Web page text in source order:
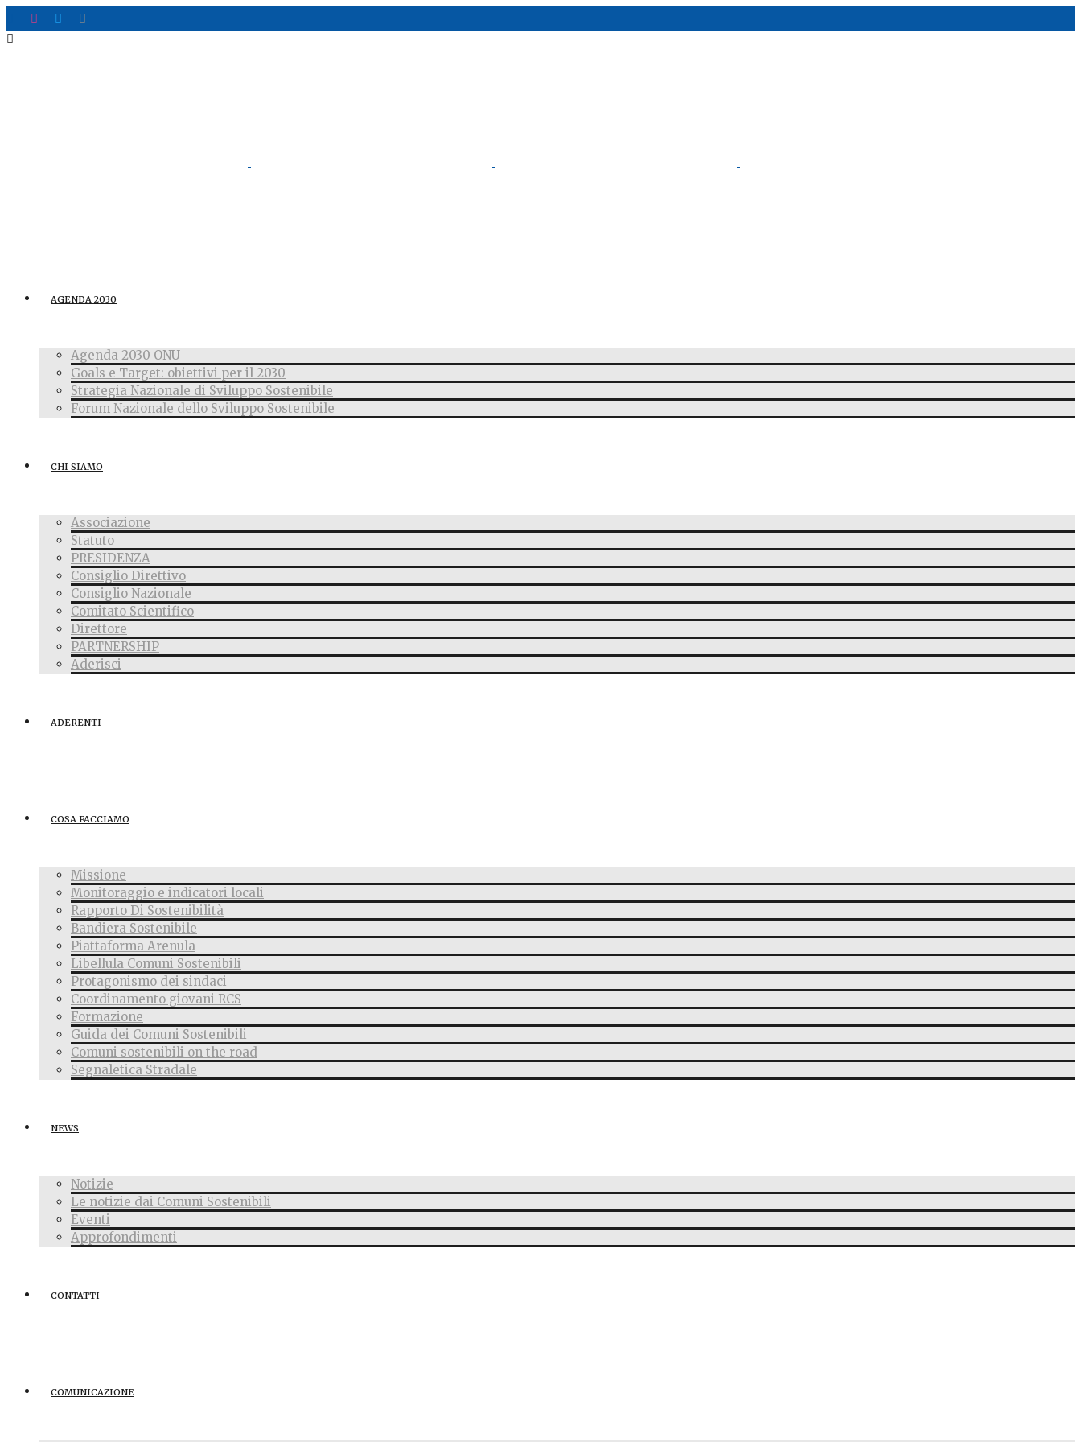
AGENDA 2030
Agenda 2030 ONU
Goals e Target: obiettivi per il 2030
Strategia Nazionale di Sviluppo Sostenibile
Forum Nazionale dello Sviluppo Sostenibile
CHI SIAMO
Associazione
Statuto
PRESIDENZA
Consiglio Direttivo
Consiglio Nazionale
Comitato Scientifico
Direttore
PARTNERSHIP
Aderisci
ADERENTI
COSA FACCIAMO
Missione
Monitoraggio e indicatori locali
Rapporto Di Sostenibilità
Bandiera Sostenibile
Piattaforma Arenula
Libellula Comuni Sostenibili
Protagonismo dei sindaci
Coordinamento giovani RCS
Formazione
Guida dei Comuni Sostenibili
Comuni sostenibili on the road
Segnaletica Stradale
NEWS
Notizie
Le notizie dai Comuni Sostenibili
Eventi
Approfondimenti
CONTATTI
COMUNICAZIONE